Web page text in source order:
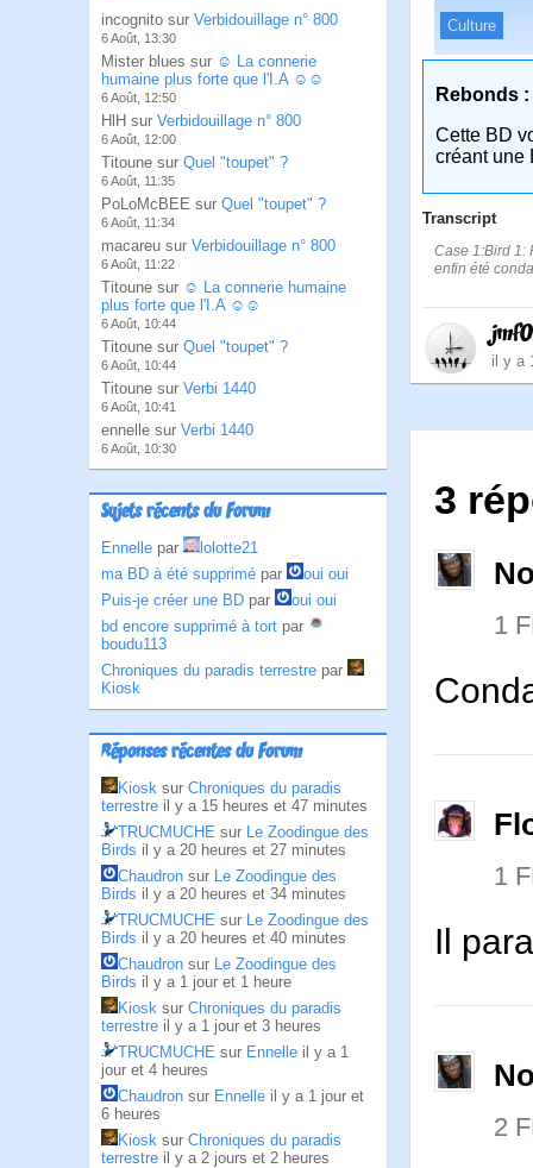
incognito sur Verbidouillage n° 800
6 Août, 13:30
Mister blues sur ☺ La connerie
humaine plus forte que l'I.A ☺☺
6 Août, 12:50
HlH sur Verbidouillage n° 800
6 Août, 12:00
Titoune sur Quel "toupet" ?
6 Août, 11:35
PoLoMcBEE sur Quel "toupet" ?
6 Août, 11:34
macareu sur Verbidouillage n° 800
6 Août, 11:22
Titoune sur ☺ La connerie humaine
plus forte que l'I.A ☺☺
6 Août, 10:44
Titoune sur Quel "toupet" ?
6 Août, 10:44
Titoune sur Verbi 1440
6 Août, 10:41
ennelle sur Verbi 1440
6 Août, 10:30
Sujets récents du Forum
Ennelle par
lolotte21
ma BD à été supprimé par
oui oui
Puis-je créer une BD par
oui oui
bd encore supprimé à tort par
boudu113
Chroniques du paradis terrestre par
Kiosk
Réponses récentes du Forum
Kiosk sur Chroniques du paradis
terrestre il y a 15 heures et 47 minutes
TRUCMUCHE sur Le Zoodingue des
Birds il y a 20 heures et 27 minutes
Chaudron sur Le Zoodingue des
Birds il y a 20 heures et 34 minutes
TRUCMUCHE sur Le Zoodingue des
Birds il y a 20 heures et 40 minutes
Chaudron sur Le Zoodingue des
Birds il y a 1 jour et 1 heure
Kiosk sur Chroniques du paradis
terrestre il y a 1 jour et 3 heures
TRUCMUCHE sur Ennelle il y a 1
jour et 4 heures
Chaudron sur Ennelle il y a 1 jour et
6 heures
Kiosk sur Chroniques du paradis
terrestre il y a 2 jours et 2 heures
Culture
Rebonds :
Cette BD
créant une
Transcript
Case 1:Bird 1:
enfin été
il y a
3
1
1
Il
2